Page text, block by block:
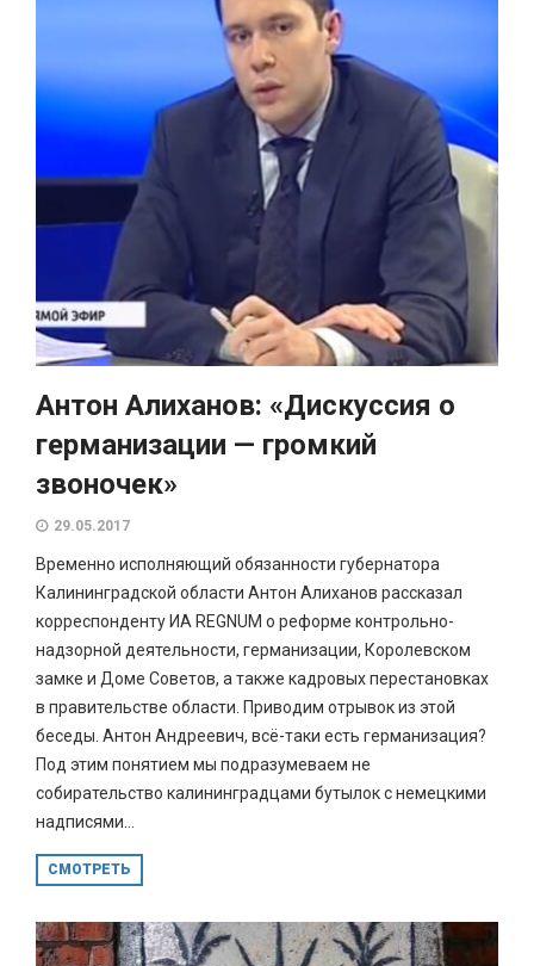
Антон Алиханов: «Дискуссия о
германизации — громкий
звоночек»
29.05.2017
Временно исполняющий обязанности губернатора
Калининградской области Антон Алиханов рассказал
корреспонденту ИА REGNUM о реформе контрольно-
надзорной деятельности, германизации, Королевском
замке и Доме Советов, а также кадровых перестановках
в правительстве области. Приводим отрывок из этой
беседы. Антон Андреевич, всё-таки есть германизация?
Под этим понятием мы подразумеваем не
собирательство калининградцами бутылок с немецкими
надписями...
СМОТРЕТЬ